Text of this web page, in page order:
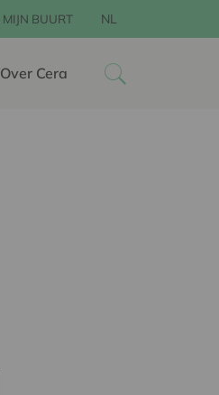
MIJN BUURT NL
Over Cera